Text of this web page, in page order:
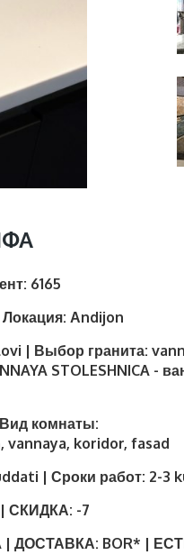
6165
Аndijon
| Выбор гранита:
STOLESHNICA -
комнаты:
vannaya, koridor, fasad
| Сроки работ: 2-3
| СКИДКА: -7
| ДОСТАВКА: BOR* |